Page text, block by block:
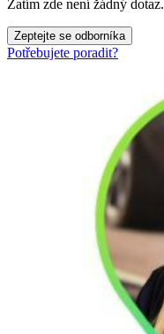
Zatím zde není žádný dotaz.
Zeptejte se odborníka
Potřebujete poradit?